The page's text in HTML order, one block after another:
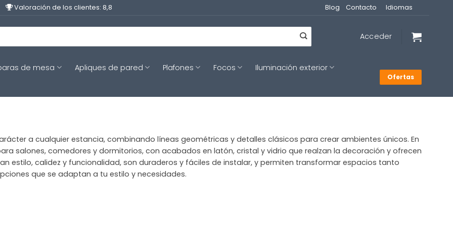
Valoración de los clientes: 8,8 Blog Contacto Idiomas
Acceder
de mesa Apliques de pared Plafones Focos Iluminación exterior
Ofertas
a cualquier estancia, combinando líneas geométricas y detalles clásicos para crear ambientes únicos. En
salones, comedores y dormitorios, con acabados en latón, cristal y vidrio que realzan la decoración y ofrecen
estilo, calidez y funcionalidad, son duraderos y fáciles de instalar, y permiten transformar espacios tanto
que se adaptan a tu estilo y necesidades.